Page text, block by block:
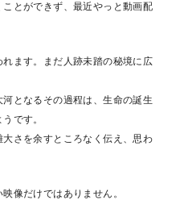
とができず、最近やっと動画配
ます。まだ人跡未踏の秘境に広
となるその過程は、生命の誕生
です。
さを余すところなく伝え、思わ
像だけではありません。